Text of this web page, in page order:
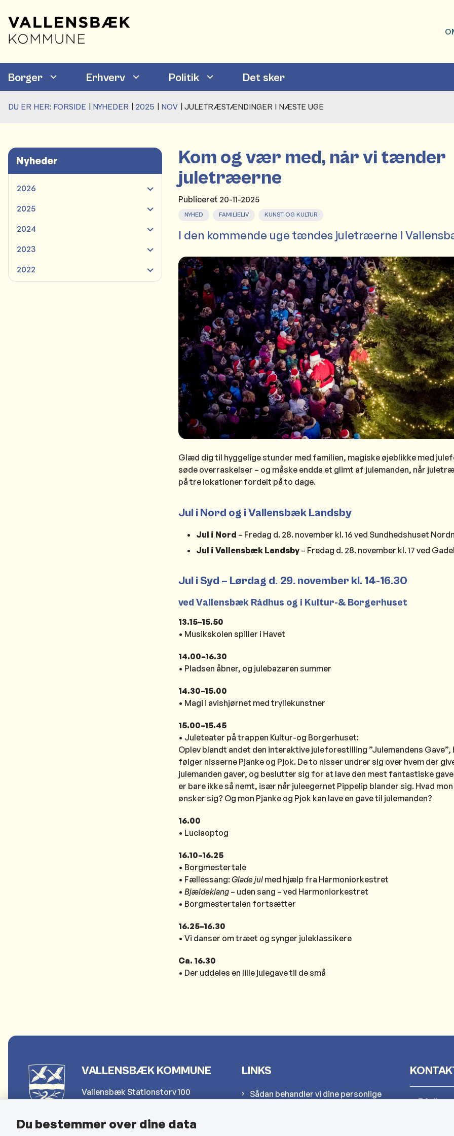
Borger Erhverv Politik Det sker
DU ER HER: FORSIDE NYHEDER 2025 NOV JULETRÆSTÆNDINGER I NÆSTE UGE
Nyheder
2026
2025
2024
2023
2022
Kom og vær med, når vi tænder
juletræerne
Publiceret 20-11-2025
NYHED FAMILIELIV KUNST OG KULTUR
I den kommende uge tændes juletræerne i
Glæd dig til hyggelige stunder med familien, magiske øjeblikke med
søde overraskelser – og måske endda et glimt af julemanden, når
på tre lokationer fordelt på to dage.
Jul i Nord og i Vallensbæk Landsby
Jul i Nord – Fredag d. 28. november kl. 16 ved Sundhedshuset
Jul i Vallensbæk Landsby – Fredag d. 28. november kl. 17 ved
Jul i Syd – Lørdag d. 29. november kl. 14-16.30
ved Vallensbæk Rådhus og i Kultur-& Borgerhuset
13.15–15.50
• Musikskolen spiller i Havet
14.00–16.30
• Pladsen åbner, og julebazaren summer
14.30–15.00
• Magi i avishjørnet med tryllekunstner
15.00–15.45
• Juleteater på trappen Kultur-og Borgerhuset:
Oplev blandt andet den interaktive juleforestilling ”Julemandens Gave”,
følger nisserne Pjanke og Pjok. De to nisser undrer sig over hvem der
julemanden gaver, og beslutter sig for at lave den mest fantastiske
er bare ikke så nemt, især når juleegernet Pippelip blander sig. Hvad
ønsker sig? Og mon Pjanke og Pjok kan lave en gave til julemanden?
16.00
• Luciaoptog
16.10–16.25
• Borgmestertale
• Fællessang:Glade jul med hjælp fra Harmoniorkestret
• Bjældeklang – uden sang – ved Harmoniorkestret
• Borgmestertalen fortsætter
16.25–16.30
• Vi danser om træet og synger juleklassikere
Ca. 16.30
• Der uddeles en lille julegave til de små
VALLENSBÆK KOMMUNE
Vallensbæk Stationstorv 100
Telefon: 4797 4000
LINKS
Sådan behandler vi dine personlige
Du bestemmer over dine data